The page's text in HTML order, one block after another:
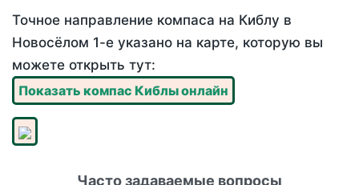
Точное направление компаса на Киблу в
Новосёлом 1-е указано на карте, которую вы
можете открыть тут:
Показать компас Киблы онлайн
Часто задаваемые вопросы